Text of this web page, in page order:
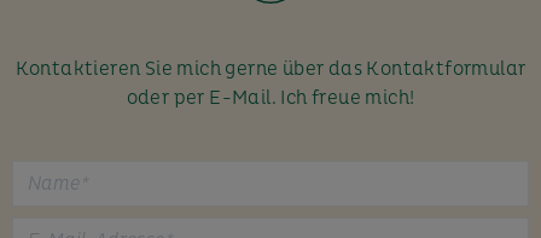
Kontaktieren Sie mich gerne über das Kontaktformular
oder per E-Mail. Ich freue mich!